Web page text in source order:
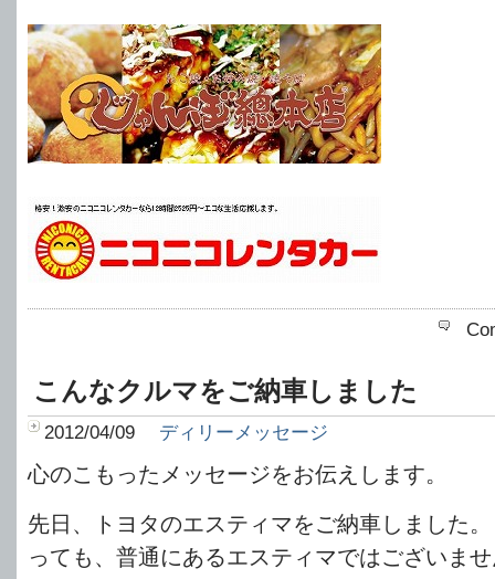
こんなクルマをご納車しました
2012/04/09 ディリーメッセージ
心のこもったメッセージをお伝えします。
先日、トヨタのエスティマをご納車しました
っても、普通にあるエスティマではございま